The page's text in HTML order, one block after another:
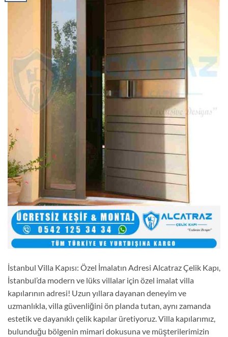
İstanbul Villa Kapısı: Özel İmalatın Adresi Alcatraz Çelik Kapı,
İstanbul’da modern ve lüks villalar için özel imalat villa
kapılarının adresi! Uzun yıllara dayanan deneyim ve
uzmanlıkla, villa güvenliğini ön planda tutan, aynı zamanda
estetik ve dayanıklı çelik kapılar üretiyoruz. Villa kapılarımız,
bulunduğu bölgenin mimari dokusuna ve müşterilerimizin